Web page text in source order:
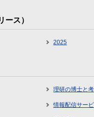
ース）
2025
理研の博士と考
情報配信サー